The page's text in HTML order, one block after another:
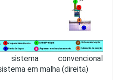
sistema convencional
em malha (direita)